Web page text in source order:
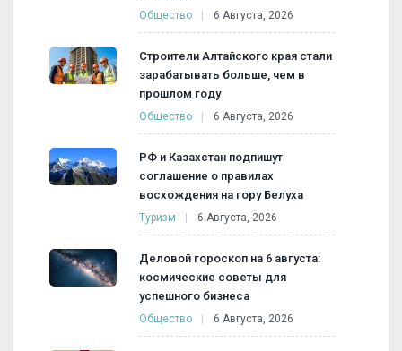
Общество 6 Августа, 2026
Строители Алтайского края стали
зарабатывать больше, чем в
прошлом году
Общество 6 Августа, 2026
РФ и Казахстан подпишут
соглашение о правилах
восхождения на гору Белуха
Туризм 6 Августа, 2026
Деловой гороскоп на 6 августа:
космические советы для
успешного бизнеса
Общество 6 Августа, 2026